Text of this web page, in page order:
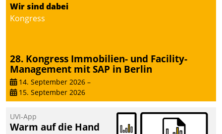
Wir sind dabei
Kongress
28. Kongress Immobilien- und Facility-
Management mit SAP in Berlin
14. September 2026 –
15. September 2026
UVI-App
Warm auf die Hand